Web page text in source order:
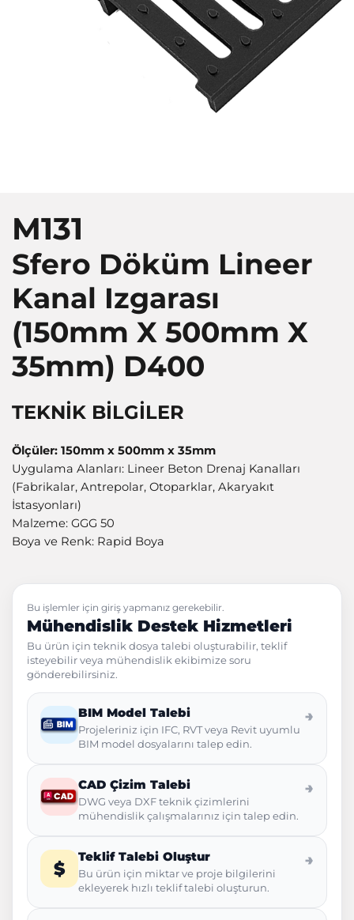
M131
Sfero Döküm Lineer
Kanal Izgarası
(150mm X 500mm X
35mm) D400
TEKNİK BİLGİLER
Ölçüler: 150mm x 500mm x 35mm
Uygulama Alanları: Lineer Beton Drenaj Kanalları
(Fabrikalar, Antrepolar, Otoparklar, Akaryakıt
İstasyonları)
Malzeme: GGG 50
Boya ve Renk: Rapid Boya
Bu işlemler için giriş yapmanız gerekebilir.
Mühendislik Destek Hizmetleri
Bu ürün için teknik dosya talebi oluşturabilir, teklif
isteyebilir veya mühendislik ekibimize soru
gönderebilirsiniz.
BIM Model Talebi
Projeleriniz için IFC, RVT veya Revit uyumlu
BIM model dosyalarını talep edin.
→
CAD Çizim Talebi
DWG veya DXF teknik çizimlerini
mühendislik çalışmalarınız için talep edin.
→
$
Teklif Talebi Oluştur
Bu ürün için miktar ve proje bilgilerini
ekleyerek hızlı teklif talebi oluşturun.
→